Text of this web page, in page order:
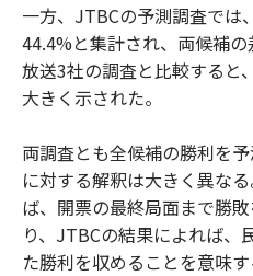
一方、JTBCの予測調査では
44.4%と集計され、両候補の
放送3社の調査と比較すると
大きく示された。
両調査とも全候補の勝利を
に対する解釈は大きく異な
ば、開票の最終局面まで勝
り、JTBCの結果によれば、
た勝利を収めることを意味す